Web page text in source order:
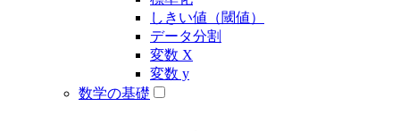
しきい値（閾値）
データ分割
変数 X
変数 y
数学の基礎